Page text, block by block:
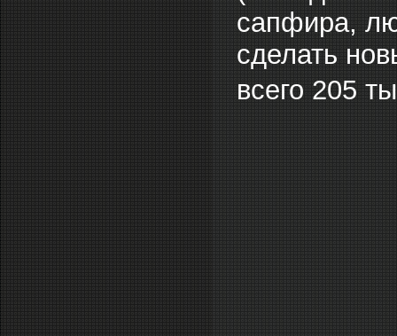
сапфира,
сделать
всего 205